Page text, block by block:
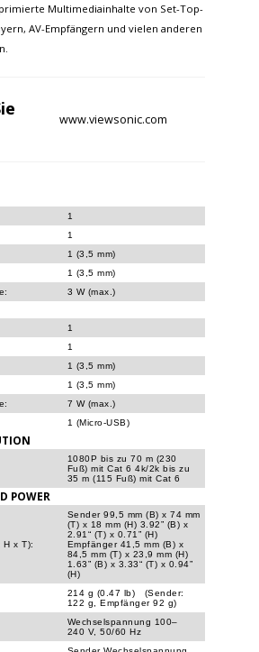
Multimediainhalte von Set-Top-
AV-Empfängern und vielen anderen
www.viewsonic.com
1
1
1 (3,5 mm)
1 (3,5 mm)
3 W (max.)
1
1
1 (3,5 mm)
1 (3,5 mm)
7 W (max.)
1 (Micro-USB)
1080P bis zu 70 m (230
Fuß) mit Cat 6 4k/2k bis zu
35 m (115 Fuß) mit Cat 6
POWER
H x T):
Sender 99,5 mm (B) x 74 mm
(T) x 18 mm (H) 3.92” (B) x
2.91“ (T) x 0.71” (H)
Empfänger 41,5 mm (B) x
84,5 mm (T) x 23,9 mm (H)
1.63” (B) x 3.33“ (T) x 0.94”
(H)
214 g (0.47 lb) (Sender:
122 g, Empfänger 92 g)
Wechselspannung 100–
240 V, 50/60 Hz